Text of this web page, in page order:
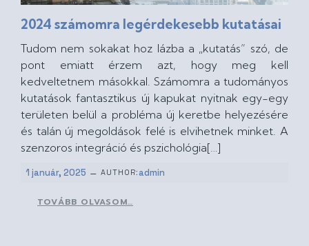
2024 számomra legérdekesebb kutatásai
Tudom nem sokakat hoz lázba a „kutatás” szó, de
pont emiatt érzem azt, hogy meg kell
kedveltetnem másokkal. Számomra a tudományos
kutatások fantasztikus új kapukat nyitnak egy-egy
területen belül a probléma új keretbe helyezésére
és talán új megoldások felé is elvihetnek minket. A
szenzoros integráció és pszichológia[…]
1 január, 2025 – AUTHOR:admin
TOVÁBB OLVASOM…